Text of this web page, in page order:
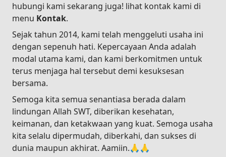
hubungi kami sekarang juga! lihat kontak kami di
menu Kontak.
Sejak tahun 2014, kami telah menggeluti usaha ini
dengan sepenuh hati. Kepercayaan Anda adalah
modal utama kami, dan kami berkomitmen untuk
terus menjaga hal tersebut demi kesuksesan
bersama.
Semoga kita semua senantiasa berada dalam
lindungan Allah SWT, diberikan kesehatan,
keimanan, dan ketakwaan yang kuat. Semoga usaha
kita selalu dipermudah, diberkahi, dan sukses di
dunia maupun akhirat. Aamiin.🙏🙏